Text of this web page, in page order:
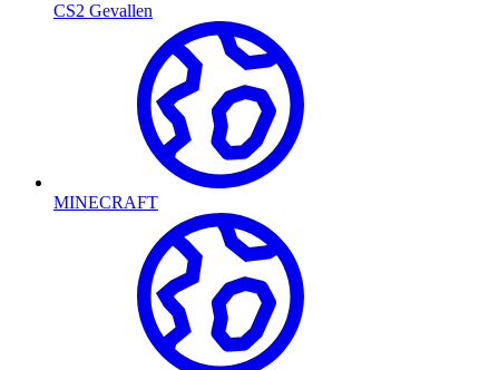
CS2 Gevallen
MINECRAFT